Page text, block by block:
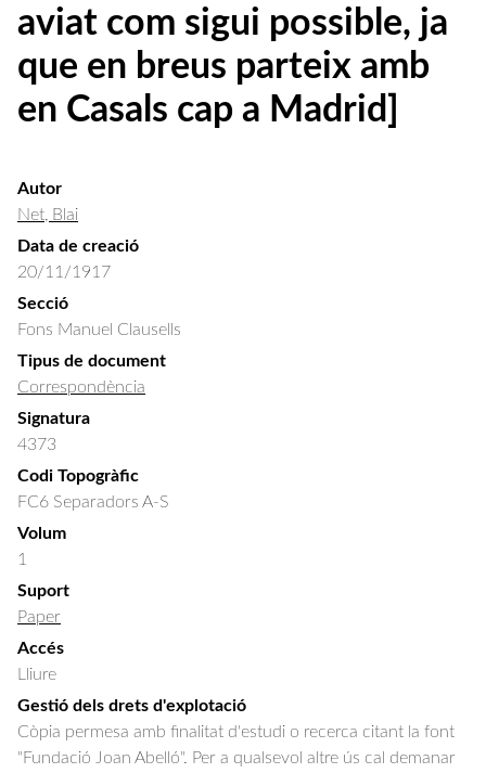
aviat com sigui possible, ja
que en breus parteix amb
en Casals cap a Madrid]
Autor
Net, Blai
Data de creació
20/11/1917
Secció
Fons Manuel Clausells
Tipus de document
Correspondència
Signatura
4373
Codi Topogràfic
FC6 Separadors A-S
Volum
1
Suport
Paper
Accés
Lliure
Gestió dels drets d'explotació
Còpia permesa amb finalitat d'estudi o recerca citant la font
"Fundació Joan Abelló". Per a qualsevol altre ús cal demanar